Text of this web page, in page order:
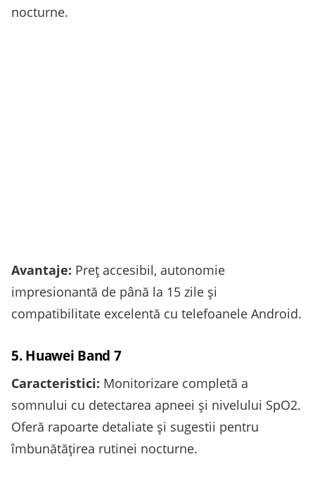
nocturne.
Avantaje: Preț accesibil, autonomie
impresionantă de până la 15 zile și
compatibilitate excelentă cu telefoanele Android.
5. Huawei Band 7
Caracteristici: Monitorizare completă a
somnului cu detectarea apneei și nivelului SpO2.
Oferă rapoarte detaliate și sugestii pentru
îmbunătățirea rutinei nocturne.